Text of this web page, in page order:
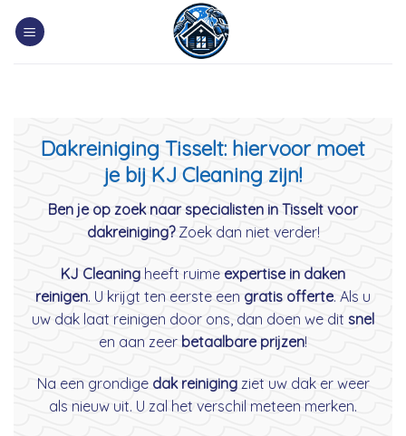
Dakreiniging Tisselt: hiervoor moet
je bij KJ Cleaning zijn!
Ben je op zoek naar specialisten in Tisselt voor
dakreiniging?Zoek dan niet verder!
KJ Cleaning heeft ruime expertise in daken
reinigen. U krijgt ten eerste een gratis offerte. Als u
uw dak laat reinigen door ons, dan doen we dit snel
en aan zeer betaalbare prijzen!
Na een grondige dak reinigingziet uw dak er weer
als nieuw uit. U zal het verschil meteen merken.